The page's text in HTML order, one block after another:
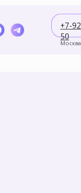
Москва, м. Китай-город
+7-926-587-19-
50